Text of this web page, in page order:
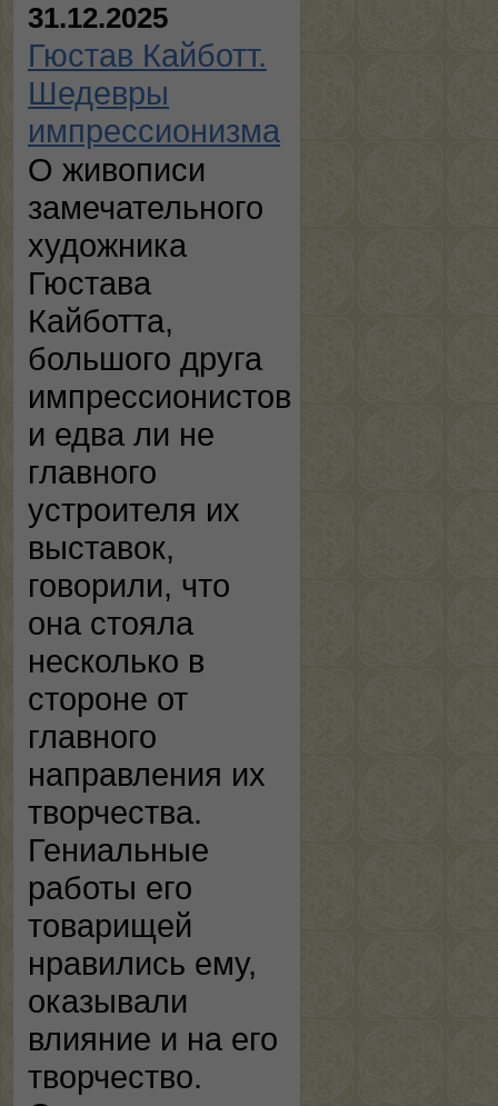
31.12.2025
Гюстав Кайботт.
Шедевры
импрессионизма
О живописи
замечательного
художника
Гюстава
Кайботта,
большого друга
импрессионистов
и едва ли не
главного
устроителя их
выставок,
говорили, что
она стояла
несколько в
стороне от
главного
направления их
творчества.
Гениальные
работы его
товарищей
нравились ему,
оказывали
влияние и на его
творчество.